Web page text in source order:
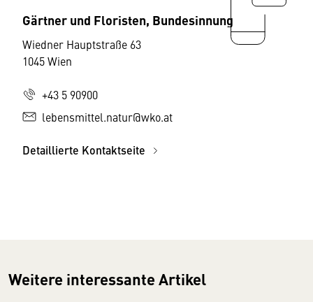
Gärtner und Floristen, Bundesinnung
Wiedner Hauptstraße 63
1045 Wien
+43 5 90900
lebensmittel.natur@wko.at
Detaillierte Kontaktseite
Weitere interessante Artikel